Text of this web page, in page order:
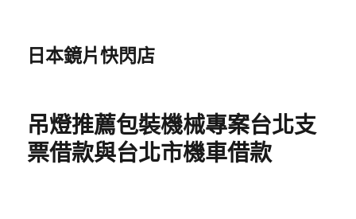
日本鏡片快閃店
吊燈推薦包裝機械專案台北支
票借款與台北市機車借款